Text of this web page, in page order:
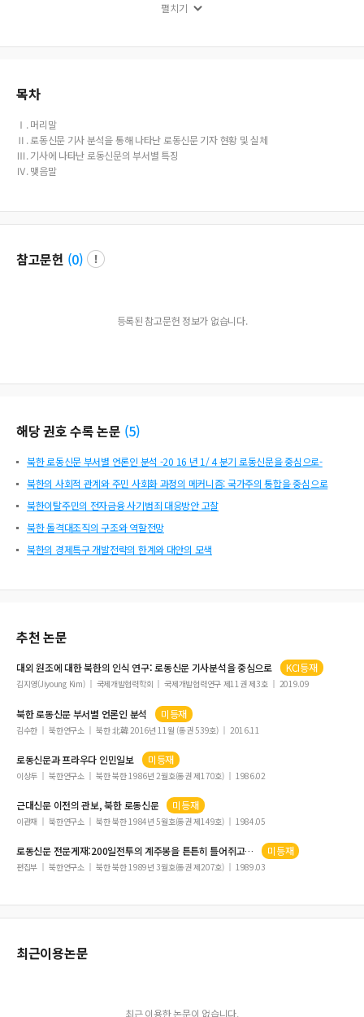
does not take a role as a watchdog in the society, but just adhere to pretend t
s context this research tried to identify the number and the division of the journ
hat there are 100 reporters who write an article in the main office in Pyongyan
patch reporters working in 11 regional offices in the Rodong Sinmun. By the re
search the division of most of reporters was also revealed. The conclusion sho
ws that all the journalists of the paper work in their own division by writing an
article which is concerned with their division’s own interest. By this way, this th
c countries.
펼치기
목차
Ⅰ. 머리말
Ⅱ. 로동신문 기사 분석을 통해 나타난 로동신문 기자 현황 및 실체
Ⅲ. 기사에 나타난 로동신문의 부서별 특징
Ⅳ. 맺음말
참고문헌 (0)
등록된 참고문헌 정보가 없습니다.
해당 권호 수록 논문 (5)
북한 로동신문 부서별 언론인 분석 -20 16 년 1/ 4 분기 로동신문을 중심으로-
북한의 사회적 관계와 주민 사회화 과정의 메커니즘: 국가주의 통합을 중심으로
북한이탈주민의 전자금융 사기범죄 대응방안 고찰
북한 돌격대조직의 구조와 역할전망
북한의 경제특구 개발전략의 한계와 대안의 모색
추천 논문
대외 원조에 대한 북한의 인식 연구:로동신문기사분석을 중심으로 KCI등재
김지영(Jiyoung Kim) 국제개발협력학회 국제개발협력연구 제11권 제3호 2019.09
북한로동신문부서별 언론인 분석 미등재
김수한 북한연구소 북한 北韓 2016년 11월 (통권 539호) 2016.11
로동신문과 프라우다 인민일보 미등재
이상두 북한연구소 북한 북한 1986년 2월호(통권 제170호) 1986.02
근대신문 이전의 관보, 북한로동신문 미등재
이관재 북한연구소 북한 북한 1984년 5월호(통권 제149호) 1984.05
로동신문전문게재:200일전투의 계주봉을 튼튼히 틀어쥐고… 미등재
편집부 북한연구소 북한 북한 1989년 3월호(통권 제207호) 1989.03
최근이용논문
최근 이용한 논문이 없습니다.